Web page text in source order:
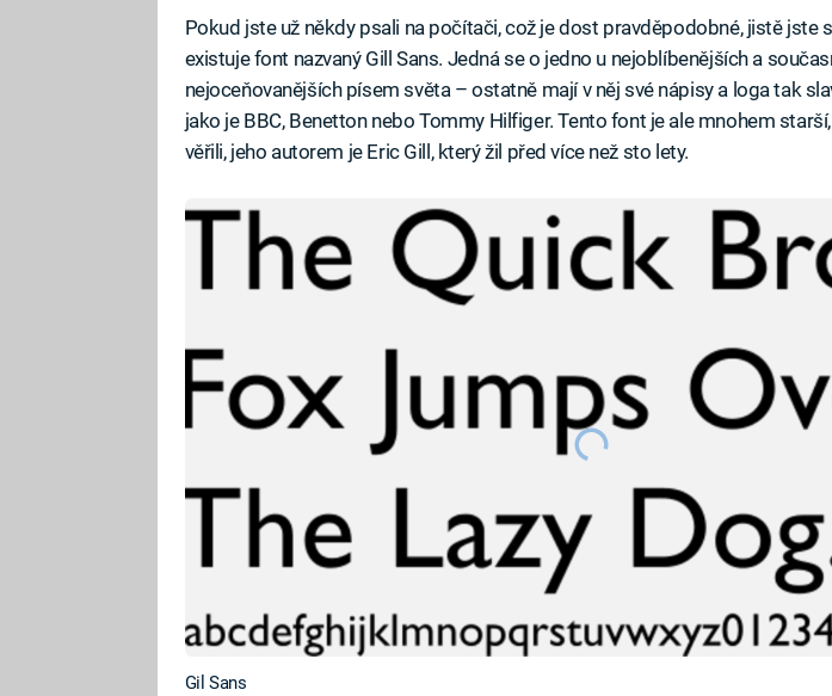
Pokud jste už někdy psali na počítači, což je dost pravděpodobné, jistě jste
existuje font nazvaný Gill Sans. Jedná se o jedno u nejoblíbenějších a
nejoceňovanějších písem světa – ostatně mají v něj své nápisy a loga tak
jako je BBC, Benetton nebo Tommy Hilfiger. Tento font je ale mnohem
věřili, jeho autorem je Eric Gill, který žil před více než sto lety.
Gil Sans